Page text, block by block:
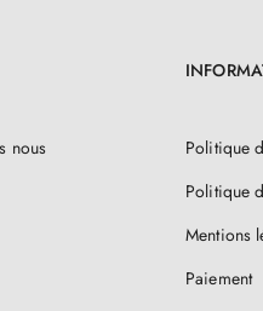
nous
Politique
Politique
Mentions
Paiement